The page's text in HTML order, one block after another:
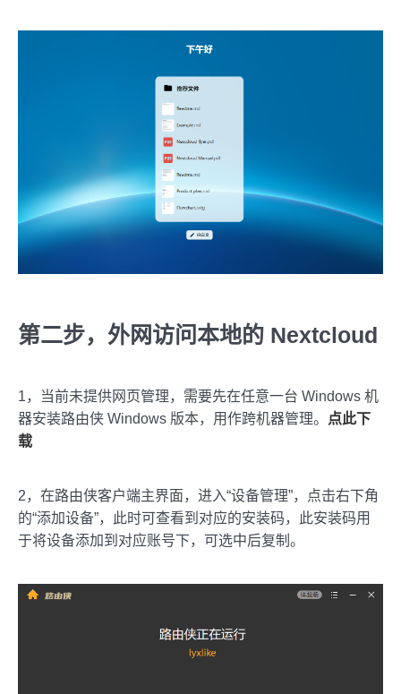
第二步，外网访问本地的 Nextcloud
1，当前未提供网页管理，需要先在任意一台 Windows 机
器安装路由侠 Windows 版本，用作跨机器管理。
点此下
载
2，在路由侠客户端主界面，进入“设备管理”，点击右下角
的“添加设备”，此时可查看到对应的安装码，此安装码用
于将设备添加到对应账号下，可选中后复制。